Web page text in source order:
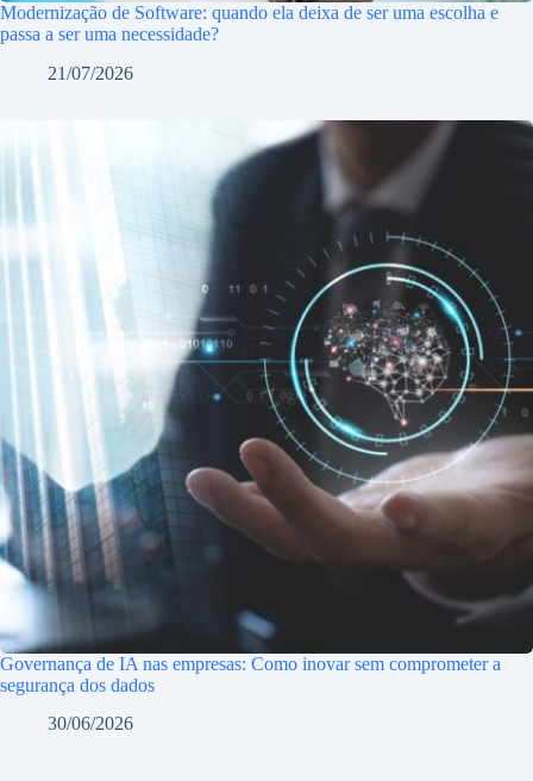
Modernização de Software: quando ela deixa de ser uma escolha e
passa a ser uma necessidade?
21/07/2026
Governança de IA nas empresas: Como inovar sem comprometer a
segurança dos dados
30/06/2026